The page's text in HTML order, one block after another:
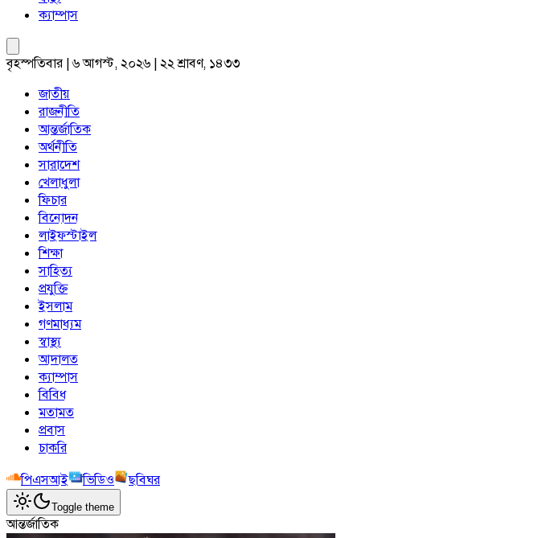
ক্যাম্পাস
বৃহস্পতিবার | ৬ আগস্ট, ২০২৬ | ২২ শ্রাবণ, ১৪৩৩
জাতীয়
রাজনীতি
আন্তর্জাতিক
অর্থনীতি
সারাদেশ
খেলাধুলা
ফিচার
বিনোদন
লাইফস্টাইল
শিক্ষা
সাহিত্য
প্রযুক্তি
ইসলাম
গণমাধ্যম
স্বাস্থ্য
আদালত
ক্যাম্পাস
বিবিধ
মতামত
প্রবাস
চাকরি
পিএসআই
ভিডিও ছবিঘর
Toggle theme
আন্তর্জাতিক